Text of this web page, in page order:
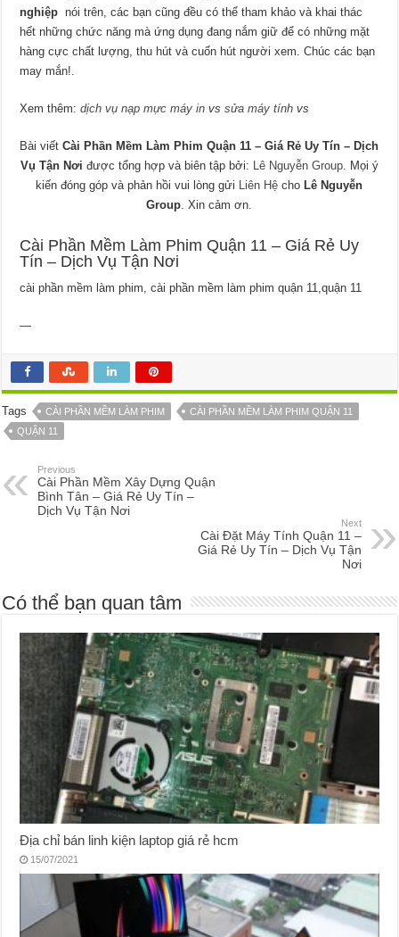
nghiệpnói trên, các bạn cũng đều có thể tham khảo và khai thác
hết những chức năng mà ứng dụng đang nắm giữ để có những mặt
hàng cực chất lượng, thu hút và cuốn hút người xem. Chúc các bạn
may mắn!.
Xem thêm:dịch vụ nạp mực máy in vssửa máy tính vs
Bài viếtCài Phần Mềm Làm Phim Quận 11 – Giá Rẻ Uy Tín – Dịch
Vụ Tận Nơi được tổng hợp và biên tập bởi: Lê Nguyễn Group. Mọi ý
kiến đóng góp và phản hồi vui lòng gửi Liên Hệ choLê Nguyễn
Group . Xin cảm ơn.
Cài Phần Mềm Làm Phim Quận 11 – Giá Rẻ Uy
Tín – Dịch Vụ Tận Nơi
cài phần mềm làm phim, cài phần mềm làm phim quận 11,quận 11
—
Tags CÀI PHẦN MỀM LÀM PHIM
CÀI PHẦN MỀM LÀM PHIM QUẬN 11
QUẬN 11
Previous
Cài Phần Mềm Xây Dựng Quận
Bình Tân – Giá Rẻ Uy Tín –
Dịch Vụ Tận Nơi
Next
Cài Đặt Máy Tính Quận 11 –
Giá Rẻ Uy Tín – Dịch Vụ Tận
Nơi
Có thể bạn quan tâm
Địa chỉ bán linh kiện laptop giá rẻ hcm
15/07/2021